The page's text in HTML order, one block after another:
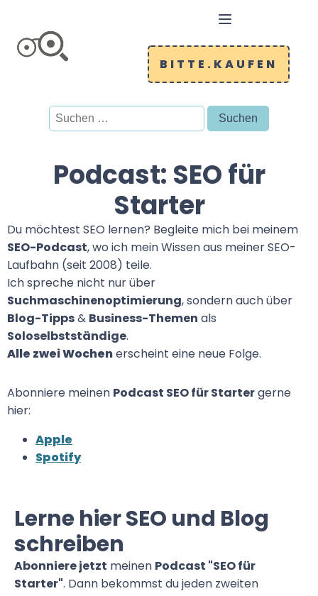
BITTE.KAUFEN
Suchen
nach:
Podcast: SEO für
Starter
Du möchtest SEO lernen? Begleite mich bei meinem
SEO-Podcast, wo ich mein Wissen aus meiner SEO-
Laufbahn (seit 2008) teile.
Ich spreche nicht nur über
Suchmaschinenoptimierung, sondern auch über
Blog-Tipps& Business-Themen als
Soloselbstständige.
Alle zwei Wochenerscheint eine neue Folge.
Abonniere meinen Podcast SEO für Startergerne
hier:
Apple
Spotify
Lerne hier SEO und Blog
schreiben
Abonniere jetzt meinen Podcast "SEO für
Starter". Dann bekommst du jeden zweiten